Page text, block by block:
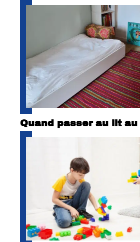
Quand passer au lit au